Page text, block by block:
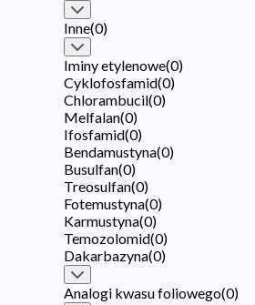
Inne(0)
Iminy etylenowe(0)
Cyklofosfamid(0)
Chlorambucil(0)
Melfalan(0)
Ifosfamid(0)
Bendamustyna(0)
Busulfan(0)
Treosulfan(0)
Fotemustyna(0)
Karmustyna(0)
Temozolomid(0)
Dakarbazyna(0)
Analogi kwasu foliowego(0)